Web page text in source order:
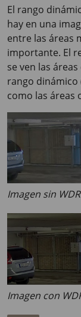
El rango
hay en una
entre las áreas
importante. El
se ven las
rango dinámico
como las áreas
Imagen sin
Imagen con